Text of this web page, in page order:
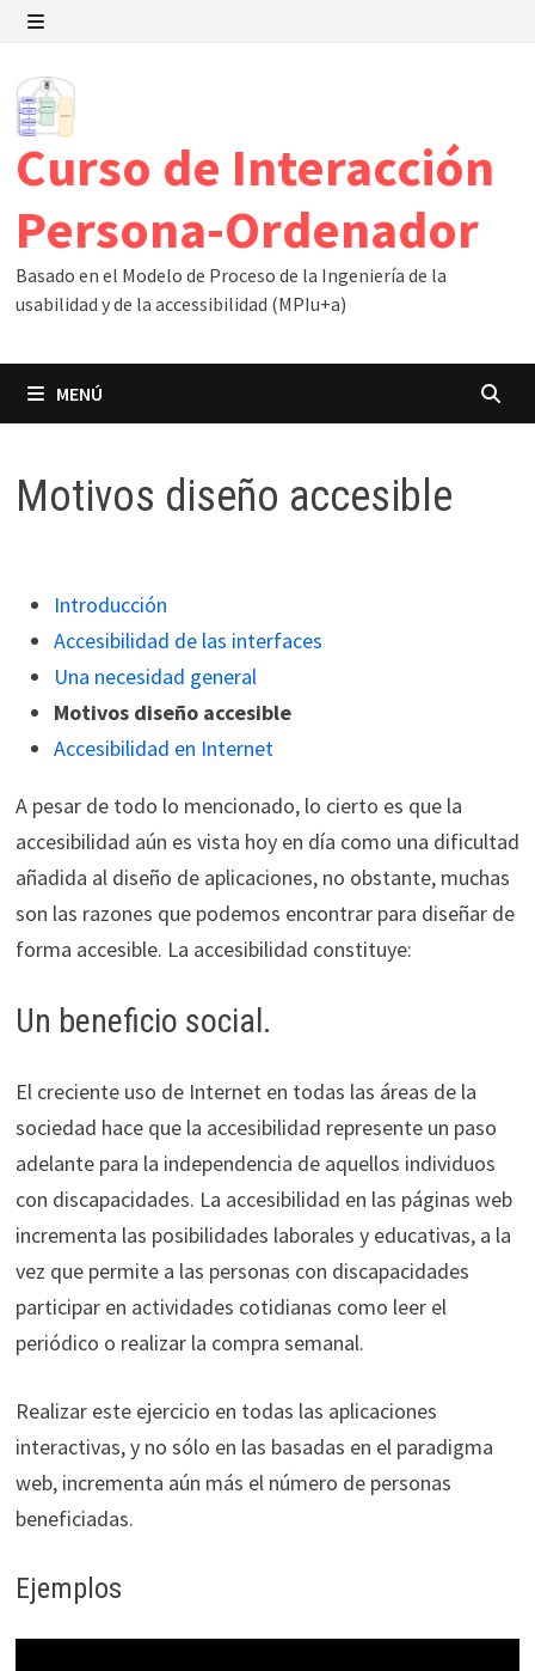
Saltar
contenido
Curso de Interacción
Persona-Ordenador
Basado en el Modelo de Proceso de la Ingeniería de la
usabilidad y de la accessibilidad (MPIu+a)
MENÚ
Motivos diseño accesible
Introducción
Accesibilidad de las interfaces
Una necesidad general
Motivos diseño accesible
Accesibilidad en Internet
A pesar de todo lo mencionado, lo cierto es que la
accesibilidad aún es vista hoy en día como una dificultad
añadida al diseño de aplicaciones, no obstante, muchas
son las razones que podemos encontrar para diseñar de
forma accesible. La accesibilidad constituye:
Un beneficio social.
El creciente uso de Internet en todas las áreas de la
sociedad hace que la accesibilidad represente un paso
adelante para la independencia de aquellos individuos
con discapacidades. La accesibilidad en las páginas web
incrementa las posibilidades laborales y educativas, a la
vez que permite a las personas con discapacidades
participar en actividades cotidianas como leer el
periódico o realizar la compra semanal.
Realizar este ejercicio en todas las aplicaciones
interactivas, y no sólo en las basadas en el paradigma
web, incrementa aún más el número de personas
beneficiadas.
Ejemplos